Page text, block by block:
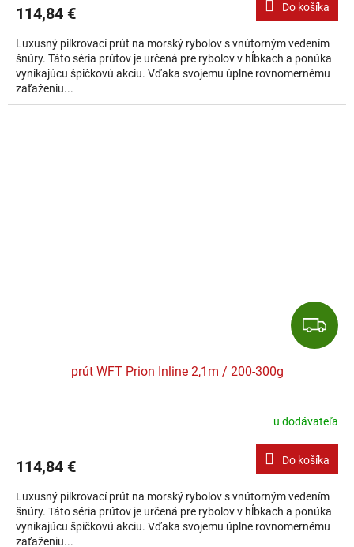
114,84 € Do košíka
Luxusný pilkrovací prút na morský rybolov s vnútorným vedením
šnúry. Táto séria prútov je určená pre rybolov v hĺbkach a ponúka
vynikajúcu špičkovú akciu. Vďaka svojemu úplne rovnomernému
zaťaženiu...
prút WFT Prion Inline 2,1m / 200-300g
u dodávateľa
114,84 € Do košíka
Luxusný pilkrovací prút na morský rybolov s vnútorným vedením
šnúry. Táto séria prútov je určená pre rybolov v hĺbkach a ponúka
vynikajúcu špičkovú akciu. Vďaka svojemu úplne rovnomernému
zaťaženiu...